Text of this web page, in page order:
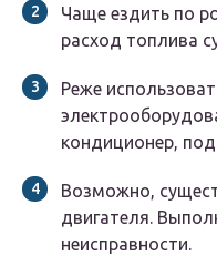
Чаще ездить по
расход топлива
Реже
кондиционер,
Возможно,
двигателя.
неисправности.